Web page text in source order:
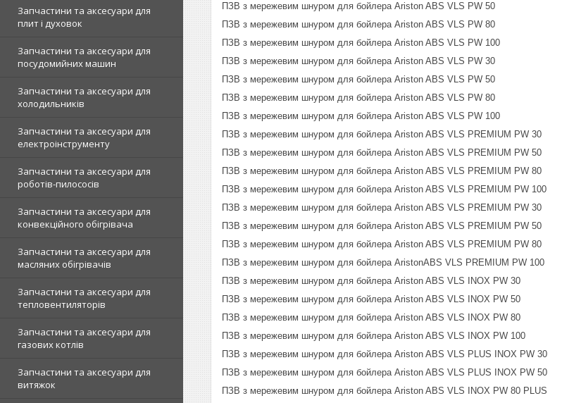
Запчастини та аксесуари для
плит і духовок
Запчастини та аксесуари для
посудомийних машин
Запчастини та аксесуари для
холодильників
Запчастини та аксесуари для
електроінструменту
Запчастини та аксесуари для
роботів-пилососів
Запчастини та аксесуари для
конвекційного обігрівача
Запчастини та аксесуари для
масляних обігрівачів
Запчастини та аксесуари для
тепловентиляторів
Запчастини та аксесуари для
газових котлів
Запчастини та аксесуари для
витяжок
ПЗВ з мережевим шнуром для бойлера Ariston ABS VLS PW 50
ПЗВ з мережевим шнуром для бойлера Ariston ABS VLS PW 80
ПЗВ з мережевим шнуром для бойлера Ariston ABS VLS PW 100
ПЗВ з мережевим шнуром для бойлера Ariston ABS VLS PW 30
ПЗВ з мережевим шнуром для бойлера Ariston ABS VLS PW 50
ПЗВ з мережевим шнуром для бойлера Ariston ABS VLS PW 80
ПЗВ з мережевим шнуром для бойлера Ariston ABS VLS PW 100
ПЗВ з мережевим шнуром для бойлера Ariston ABS VLS PREMIUM PW 30
ПЗВ з мережевим шнуром для бойлера Ariston ABS VLS PREMIUM PW 50
ПЗВ з мережевим шнуром для бойлера Ariston ABS VLS PREMIUM PW 80
ПЗВ з мережевим шнуром для бойлера Ariston ABS VLS PREMIUM PW 100
ПЗВ з мережевим шнуром для бойлера Ariston ABS VLS PREMIUM PW 30
ПЗВ з мережевим шнуром для бойлера Ariston ABS VLS PREMIUM PW 50
ПЗВ з мережевим шнуром для бойлера Ariston ABS VLS PREMIUM PW 80
ПЗВ з мережевим шнуром для бойлера AristonABS VLS PREMIUM PW 100
ПЗВ з мережевим шнуром для бойлера Ariston ABS VLS INOX PW 30
ПЗВ з мережевим шнуром для бойлера Ariston ABS VLS INOX PW 50
ПЗВ з мережевим шнуром для бойлера Ariston ABS VLS INOX PW 80
ПЗВ з мережевим шнуром для бойлера Ariston ABS VLS INOX PW 100
ПЗВ з мережевим шнуром для бойлера Ariston ABS VLS PLUS INOX PW 30
ПЗВ з мережевим шнуром для бойлера Ariston ABS VLS PLUS INOX PW 50
ПЗВ з мережевим шнуром для бойлера Ariston ABS VLS INOX PW 80 PLUS